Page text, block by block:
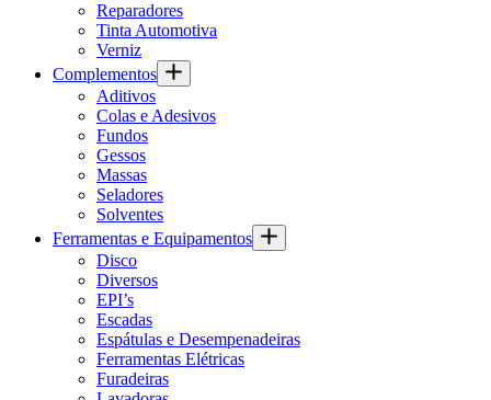
Reparadores
Tinta Automotiva
Verniz
Complementos
Aditivos
Colas e Adesivos
Fundos
Gessos
Massas
Seladores
Solventes
Ferramentas e Equipamentos
Disco
Diversos
EPI’s
Escadas
Espátulas e Desempenadeiras
Ferramentas Elétricas
Furadeiras